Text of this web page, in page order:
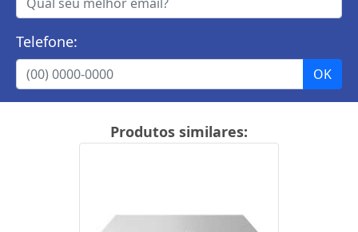
Telefone:
Produtos similares: